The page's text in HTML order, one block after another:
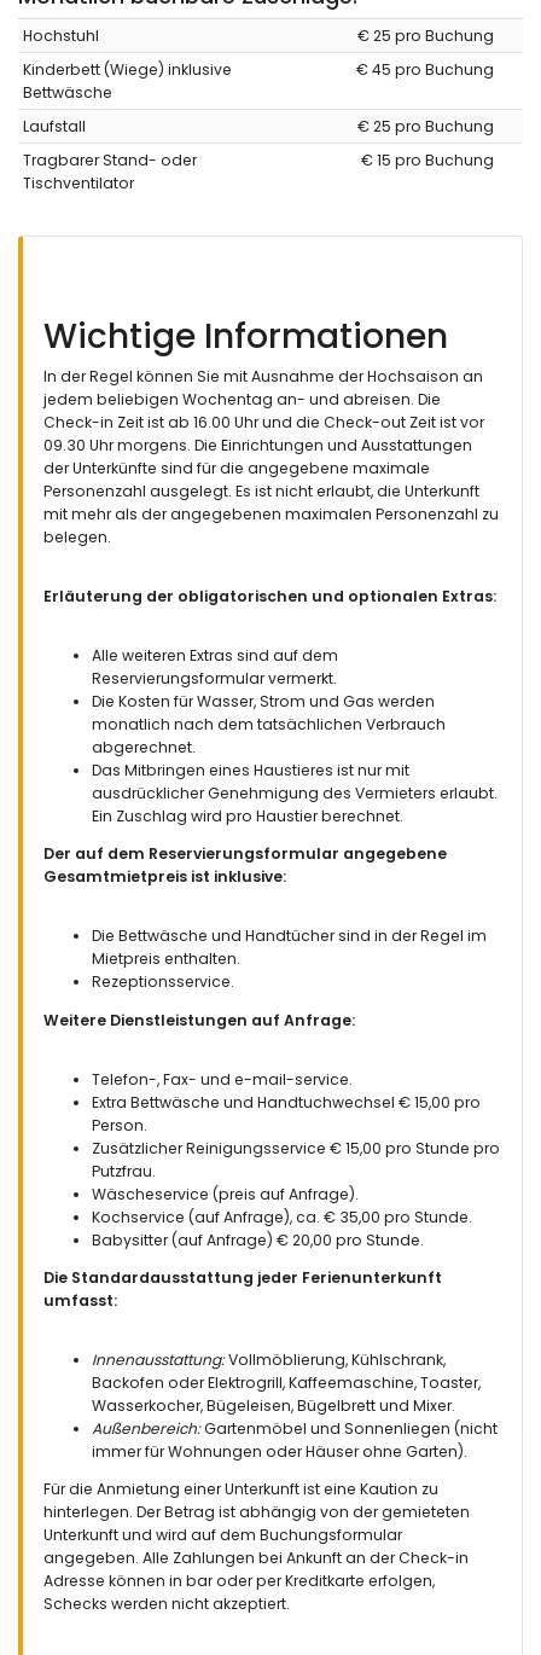
Hochstuhl
€ 25 pro Buchung
Kinderbett (Wiege) inklusive
Bettwäsche
€ 45 pro Buchung
Laufstall
€ 25 pro Buchung
Tragbarer Stand- oder
Tischventilator
€ 15 pro Buchung
Wichtige Informationen
In der Regel können Sie mit Ausnahme der Hochsaison an
jedem beliebigen Wochentag an- und abreisen. Die
Check-in Zeit ist ab 16.00 Uhr und die Check-out Zeit ist vor
09.30 Uhr morgens. Die Einrichtungen und Ausstattungen
der Unterkünfte sind für die angegebene maximale
Personenzahl ausgelegt. Es ist nicht erlaubt, die Unterkunft
mit mehr als der angegebenen maximalen Personenzahl zu
belegen.
Erläuterung der obligatorischen und optionalen Extras:
Alle weiteren Extras sind auf dem
Reservierungsformular vermerkt.
Die Kosten für Wasser, Strom und Gas werden
monatlich nach dem tatsächlichen Verbrauch
abgerechnet.
Das Mitbringen eines Haustieres ist nur mit
ausdrücklicher Genehmigung des Vermieters erlaubt.
Ein Zuschlag wird pro Haustier berechnet.
Der auf dem Reservierungsformular angegebene
Gesamtmietpreis ist inklusive:
Die Bettwäsche und Handtücher sind in der Regel im
Mietpreis enthalten.
Rezeptionsservice.
Weitere Dienstleistungen auf Anfrage:
Telefon-, Fax- und e-mail-service.
Extra Bettwäsche und Handtuchwechsel € 15,00 pro
Person.
Zusätzlicher Reinigungsservice € 15,00 pro Stunde pro
Putzfrau.
Wäscheservice (preis auf Anfrage).
Kochservice (auf Anfrage), ca. € 35,00 pro Stunde.
Babysitter (auf Anfrage) € 20,00 pro Stunde.
Die Standardausstattung jeder Ferienunterkunft
umfasst:
Innenausstattung:Vollmöblierung, Kühlschrank,
Backofen oder Elektrogrill, Kaffeemaschine, Toaster,
Wasserkocher, Bügeleisen, Bügelbrett und Mixer.
Außenbereich:Gartenmöbel und Sonnenliegen (nicht
immer für Wohnungen oder Häuser ohne Garten).
Für die Anmietung einer Unterkunft ist eine Kaution zu
hinterlegen. Der Betrag ist abhängig von der gemieteten
Unterkunft und wird auf dem Buchungsformular
angegeben. Alle Zahlungen bei Ankunft an der Check-in
Adresse können in bar oder per Kreditkarte erfolgen,
Schecks werden nicht akzeptiert.